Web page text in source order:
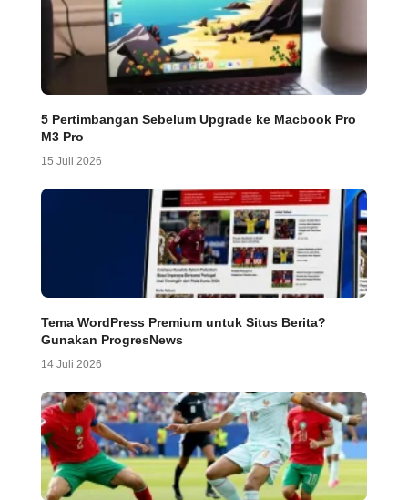
5 Pertimbangan Sebelum Upgrade ke Macbook Pro
M3 Pro
15 Juli 2026
Tema WordPress Premium untuk Situs Berita?
Gunakan ProgresNews
14 Juli 2026